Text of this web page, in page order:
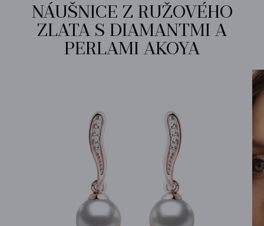
NÁUŠNICE Z RUŽOVÉHO
ZLATA S DIAMANTMI A
PERLAMI AKOYA